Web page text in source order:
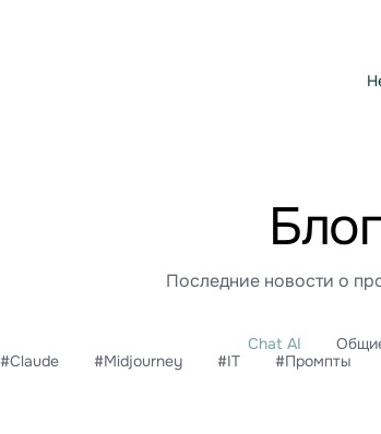
Блог
Последние новости о
Chat AI
#Claude #Midjourney #IT #Промпты